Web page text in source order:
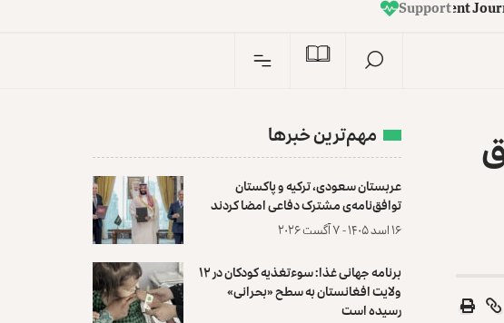
r
u
o
J
t
n
e
d
n
e
p
e
d
n
I
مهم‌ترین خبرها
عربستان سعودی، ترکیه و پاکستان
توافق‌نامه‌ی مشترک دفاعی امضا کردند
۱۶ اسد ۱۴۰۵ - ۷ آگست ۲۰۲۶
برنامه جهانی غذا: سوءتغذیه کودکان در ۱۲
ولایت افغانستان به سطح «بحرانی»
رسیده است